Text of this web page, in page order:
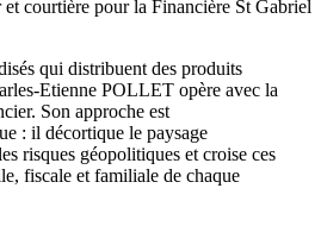
courtière pour la Financière St Gabriel
qui distribuent des produits
Etienne POLLET opère avec la
Son approche est
: il décortique le paysage
risques géopolitiques et croise ces
fiscale et familiale de chaque